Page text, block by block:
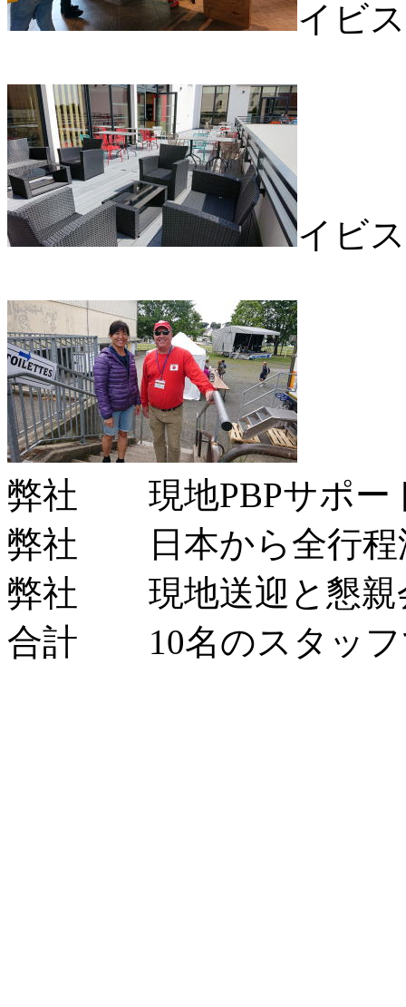
イビ
イビ
弊社 現地PBPサポー
弊社 日本から全行程
弊社 現地送迎と懇親
合計 10名のスタッフ